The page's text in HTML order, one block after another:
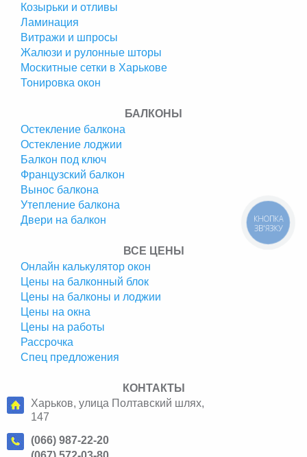
Козырьки и отливы
Ламинация
Витражи и шпросы
Жалюзи и рулонные шторы
Москитные сетки в Харькове
Тонировка окон
БАЛКОНЫ
Остекление балкона
Остекление лоджии
Балкон под ключ
Французский балкон
Вынос балкона
Утепление балкона
Двери на балкон
ВСЕ ЦЕНЫ
Онлайн калькулятор окон
Цены на балконный блок
Цены на балконы и лоджии
Цены на окна
Цены на работы
Рассрочка
Спец предложения
КОНТАКТЫ
Харьков, улица Полтавский шлях,
147
(066) 987-22-20
КНОПКА
ЗВ'ЯЗКУ